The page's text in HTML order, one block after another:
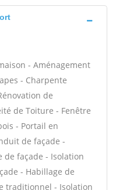
- Aménagement
- Charpente
de
de Toiture - Fenêtre
- Portail en
de façade -
de façade - Isolation
- Habillage de
traditionnel - Isolation